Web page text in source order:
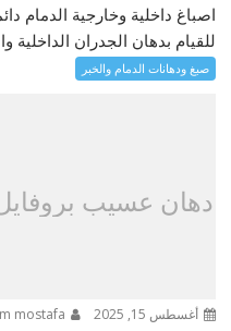
اصباغ داخلية وخارجية الدمام
للقيام بدهان الجدران الداخلية
صبغ ودهانات الدمام والخبر
دهان عسيب بروفايل الدمام
أغسطس 15, 2025